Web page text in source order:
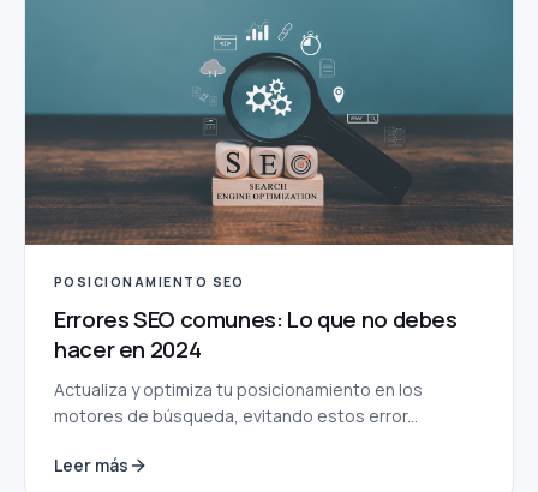
POSICIONAMIENTO SEO
Errores SEO comunes: Lo que no debes
hacer en 2024
Actualiza y optimiza tu posicionamiento en los
motores de búsqueda, evitando estos error...
Leer más